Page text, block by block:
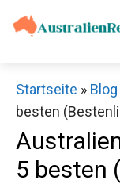
Inhalt
Startseite » Blog
besten
5 besten